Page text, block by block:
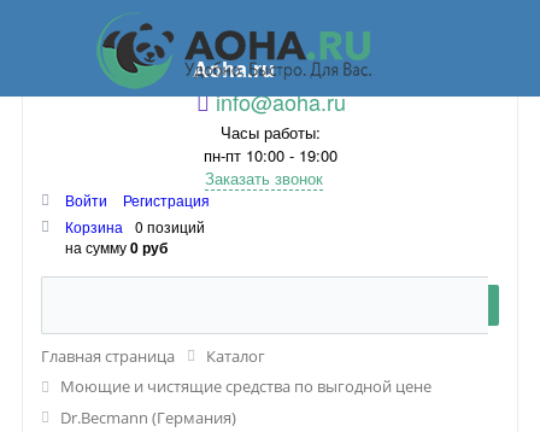
Aoha.ru
info@aoha.ru
Часы работы:
пн-пт 10:00 - 19:00
Заказать звонок
Войти
Регистрация
Корзина
0 позиций
на сумму0 руб
Главная страница
Каталог
Моющие и чистящие средства по выгодной цене
Dr.Becmann (Германия)